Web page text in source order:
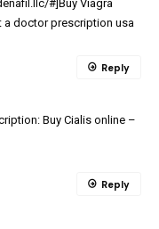
#]Buy Viagra
a doctor prescription usa
Buy Cialis online –
Reply
Reply